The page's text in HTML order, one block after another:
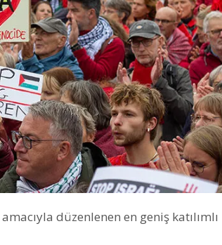
düzenlenen en geniş katılımlı